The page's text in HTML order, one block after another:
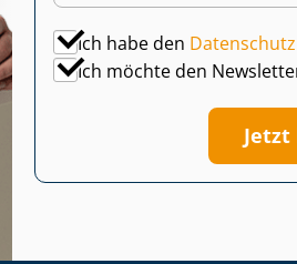
Ich habe den Datenschutz
Ich möchte den